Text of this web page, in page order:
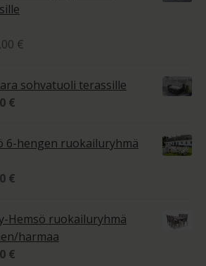
€
525,00 €
sohvatuoli terassille
€
on:
6-hengen ruokailuryhmä
€
on:
2
Hemsö ruokailuryhmä
harmaa
€